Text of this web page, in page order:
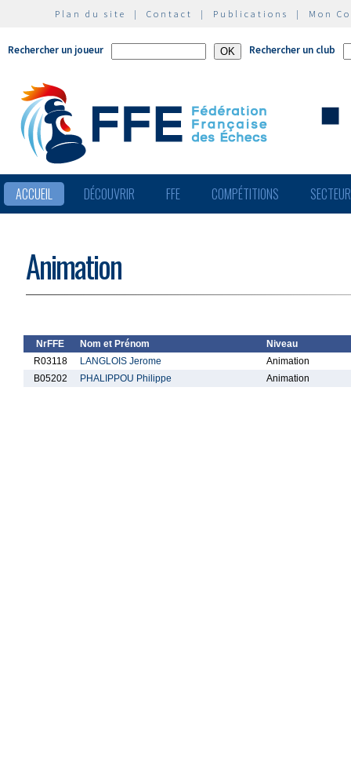
Plan du site | Contact | Publications | Mon
Rechercher un joueur Rechercher un club
ACCUEIL DÉCOUVRIR FFE COMPÉTITIONS
Animation
NrFFE Nom et Prénom
Niveau
R03118
LANGLOIS Jerome
Animation
B05202
PHALIPPOU Philippe Animation